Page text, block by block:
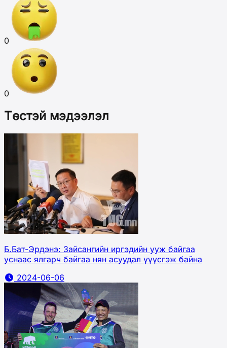
0
0
Төстэй мэдээлэл
Б.Бат-Эрдэнэ: Зайсангийн иргэдийн ууж байгаа
уснаас ялгарч байгаа нян асуудал үүүсгэж байна
2024-06-06